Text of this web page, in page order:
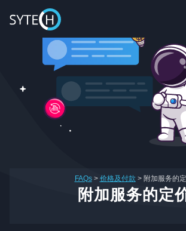
FAQs> 价格及付款 > 附加服务的
附加服务的定